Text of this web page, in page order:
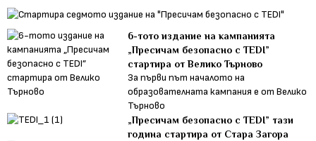
6-тото издание на кампанията
„Пресичам безопасно с TEDI”
стартира от Велико Търново
За първи път началото на
образователната кампания е от Велико
Търново
„Пресичам безопасно с TEDI” тази
година стартира от Стара Загора